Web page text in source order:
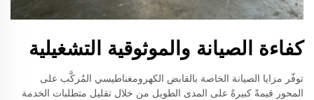
كفاءة الصيانة والموثوقية التشغيلية
توفّر مزايا الصيانة الخاصة بالقابض الكهرومغناطيسي المُركَّب على
المحور قيمةً كبيرةً على المدى الطويل من خلال تقليل متطلبات الخدمة